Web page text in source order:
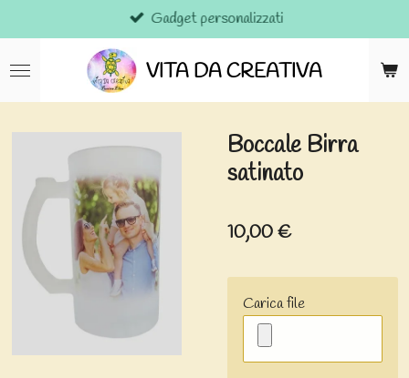
al
contenuto
VITA DA CREATIVA
Gadget personalizzati
Boccale Birra
satinato
10,00 €
Carica file